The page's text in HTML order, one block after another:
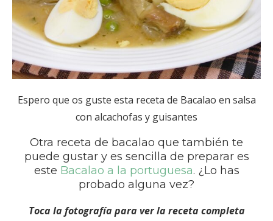
Espero que os guste esta receta de Bacalao en salsa
con alcachofas y guisantes
Otra receta de bacalao que también te
puede gustar y es sencilla de preparar es
este Bacalao a la portuguesa. ¿Lo has
probado alguna vez?
Toca la fotografía para ver la receta completa